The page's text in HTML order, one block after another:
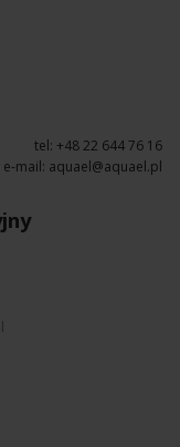
tel: +48 22 644 76 16
e-mail: aquael@aquael.pl